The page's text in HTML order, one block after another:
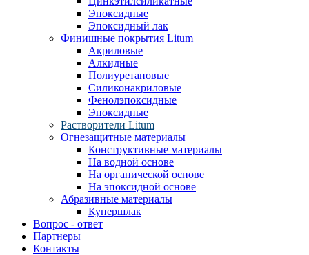
Эпоксидные
Эпоксидный лак
Финишные покрытия Litum
Акриловые
Алкидные
Полиуретановые
Силиконакриловые
Фенолэпоксидные
Эпоксидные
Растворители Litum
Огнезащитные материалы
Конструктивные материалы
На водной основе
На органической основе
На эпоксидной основе
Абразивные материалы
Купершлак
Вопрос - ответ
Партнеры
Контакты